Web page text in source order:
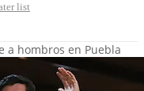
list
a hombros en Puebla